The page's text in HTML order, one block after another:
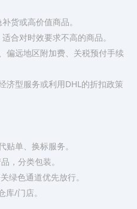
货或高价值商品。
合对时效要求不高的商品。
偏远地区附加费、关税预付手续
济型服务或利用DHL的折扣政策
单、换标服务。
，分类包装。
绿色通道优先放行。
库/门店。